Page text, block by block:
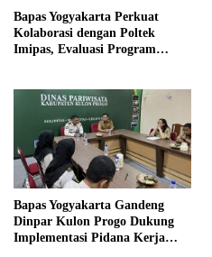
Bapas Yogyakarta Perkuat
Kolaborasi dengan Poltek
Imipas, Evaluasi Program
Bapas Yogyakarta Gandeng
Dinpar Kulon Progo Dukung
Implementasi Pidana Kerja